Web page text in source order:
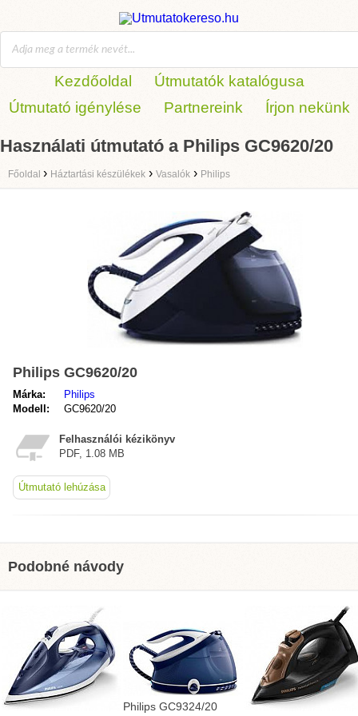
Kezdőoldal
Útmutatók katalógusa
Útmutató igénylése
Partnereink Írjon nekünk
Használati útmutató a Philips GC9620/20
Főoldal › Háztartási készülékek › Vasalók › Philips
Philips GC9620/20
Márka:
Philips
Modell:
GC9620/20
Felhasználói kézikönyv
PDF, 1.08 MB
Útmutató lehúzása
Podobné návody
Philips GC9324/20